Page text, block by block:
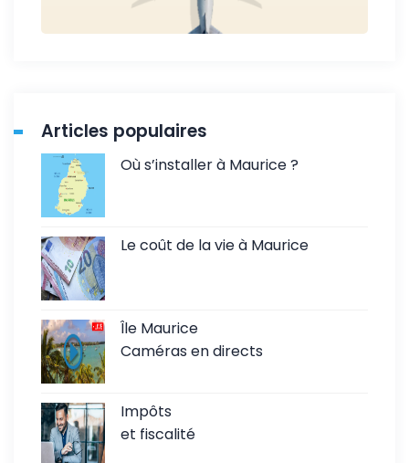
Articles populaires
Où s’installer à Maurice ?
Le coût de la vie à Maurice
Île Maurice
Caméras en directs
Impôts
et fiscalité